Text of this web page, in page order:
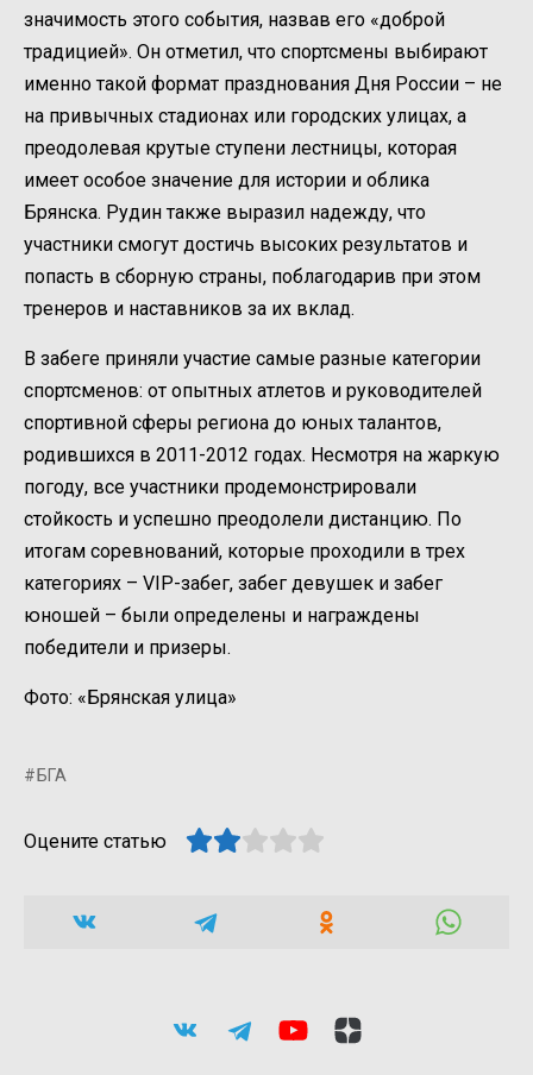
значимость этого события, назвав его «доброй
традицией». Он отметил, что спортсмены выбирают
именно такой формат празднования Дня России – не
на привычных стадионах или городских улицах, а
преодолевая крутые ступени лестницы, которая
имеет особое значение для истории и облика
Брянска. Рудин также выразил надежду, что
участники смогут достичь высоких результатов и
попасть в сборную страны, поблагодарив при этом
тренеров и наставников за их вклад.
В забеге приняли участие самые разные категории
спортсменов: от опытных атлетов и руководителей
спортивной сферы региона до юных талантов,
родившихся в 2011-2012 годах. Несмотря на жаркую
погоду, все участники продемонстрировали
стойкость и успешно преодолели дистанцию. По
итогам соревнований, которые проходили в трех
категориях – VIP-забег, забег девушек и забег
юношей – были определены и награждены
победители и призеры.
Фото: «Брянская улица»
БГА
Оцените статью